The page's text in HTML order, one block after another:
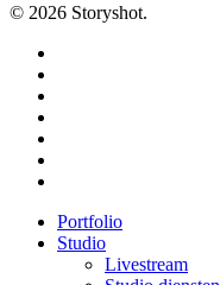
© 2026 Storyshot.
Close
Menu
Portfolio
Studio
Livestream